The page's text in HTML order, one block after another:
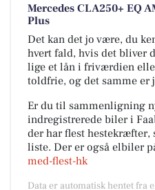
Mercedes CLA250+ EQ
Plus
Det kan det jo være, du
hvert fald, hvis det bliver
lige et lån i friværdien
toldfrie, og det samme er
Er du til sammenligning
indregistrerede biler i
der har flest hestekræfter,
liste. Der er også elbiler
med-flest-hk
Data er automatisk hentet fra